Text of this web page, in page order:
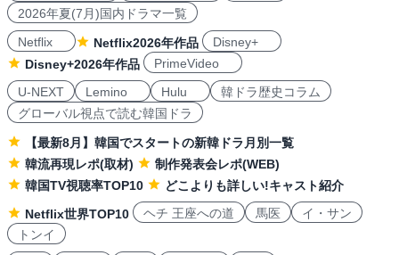
2026年夏(7月)国内ドラマ一覧
Netflix
Netflix2026年作品
Disney+
Disney+2026年作品
PrimeVideo
U-NEXT
Lemino Hulu
韓ドラ歴史コラム
グローバル視点で読む韓国ドラ
【最新8月】韓国でスタートの新韓ドラ月別一覧
韓流再現レポ(取材)
制作発表会レポ(WEB)
韓国TV視聴率TOP10
どこよりも詳しい!キャスト紹介
Netflix世界TOP10
ヘチ 王座への道 馬医
イ・サン
トンイ